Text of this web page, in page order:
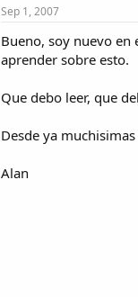
Sep 1, 2007
Bueno, soy nuevo en
aprender sobre esto.
Que debo leer, que
Desde ya muchisimas
Alan